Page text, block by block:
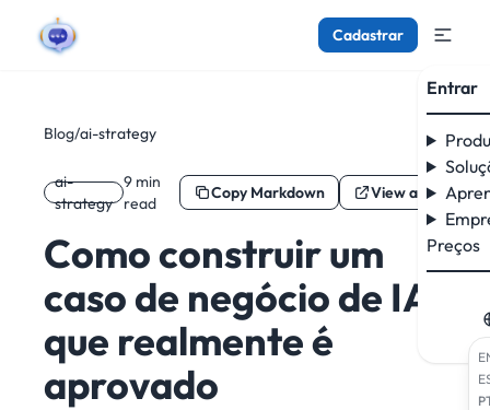
Cadastrar
Entrar
Preços
Blog/ai-strategy
ai-
strategy
9 min
read
Copy Markdown View as
Como construir um
caso de negócio de IA
que realmente é
aprovado